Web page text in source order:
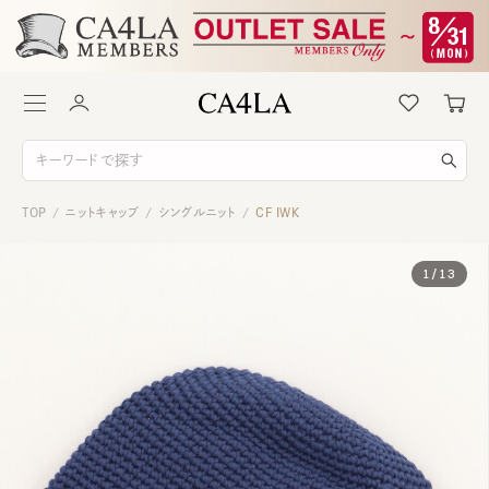
TOP / ニットキャップ / シングルニット / CF IWK
1 / 13